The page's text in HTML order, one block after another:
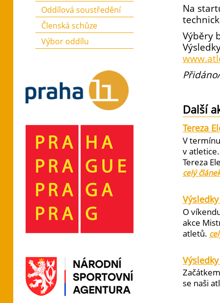
Na
Výběry
Další
Tereza
V
v
Tereza
celý
O
akce
atletů.
se naši
Oddílová soustředění
Členská schůze
Výbor oddílu